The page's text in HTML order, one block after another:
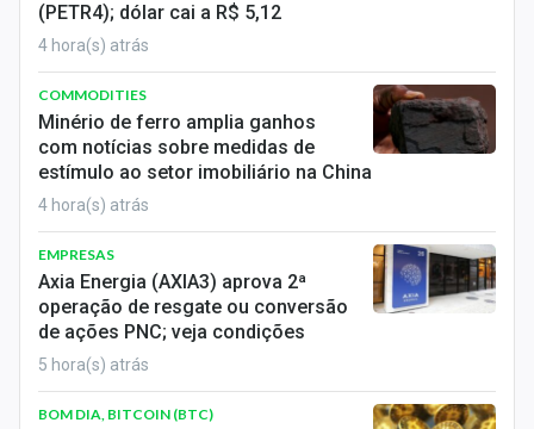
(PETR4); dólar cai a R$ 5,12
4 hora(s) atrás
COMMODITIES
Minério de ferro amplia ganhos
com notícias sobre medidas de
estímulo ao setor imobiliário na China
4 hora(s) atrás
EMPRESAS
Axia Energia (AXIA3) aprova 2ª
operação de resgate ou conversão
de ações PNC; veja condições
5 hora(s) atrás
BOM DIA, BITCOIN (BTC)